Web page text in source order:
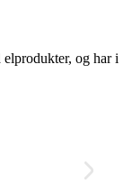
og har i